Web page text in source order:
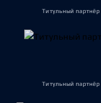
Титульный партнёр
Титульный партнёр